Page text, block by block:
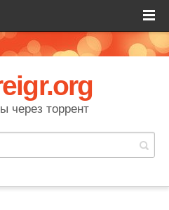
через торрент